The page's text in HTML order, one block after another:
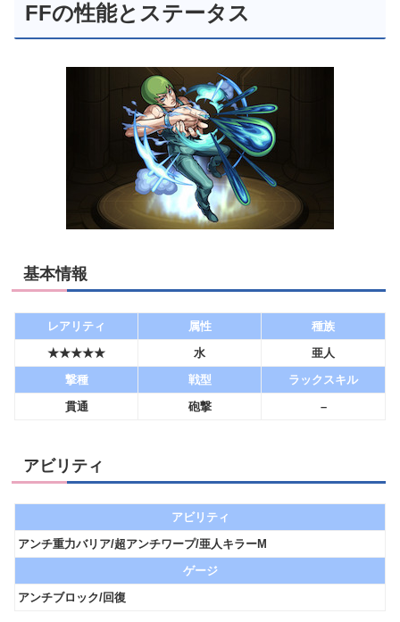
FFの性能とステータス
基本情報
レアリティ 属性
種族
★★★★★
水
亜人
撃種
戦型
ラックスキル
貫通
砲撃 –
アビリティ
アビリティ
アンチ重力バリア/超アンチワープ/亜人キラーM
ゲージ
アンチブロック/回復